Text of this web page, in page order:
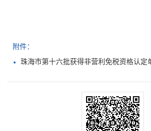
附件：
珠海市第十六批获得非营利免税资格认定